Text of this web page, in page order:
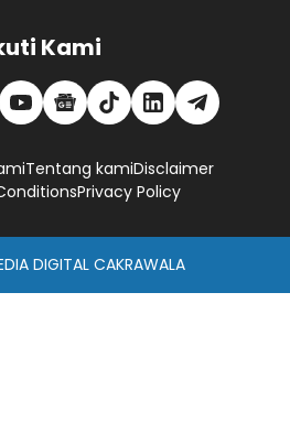
Kami
Tentang kamiDisclaimer
Privacy Policy
DIGITAL CAKRAWALA